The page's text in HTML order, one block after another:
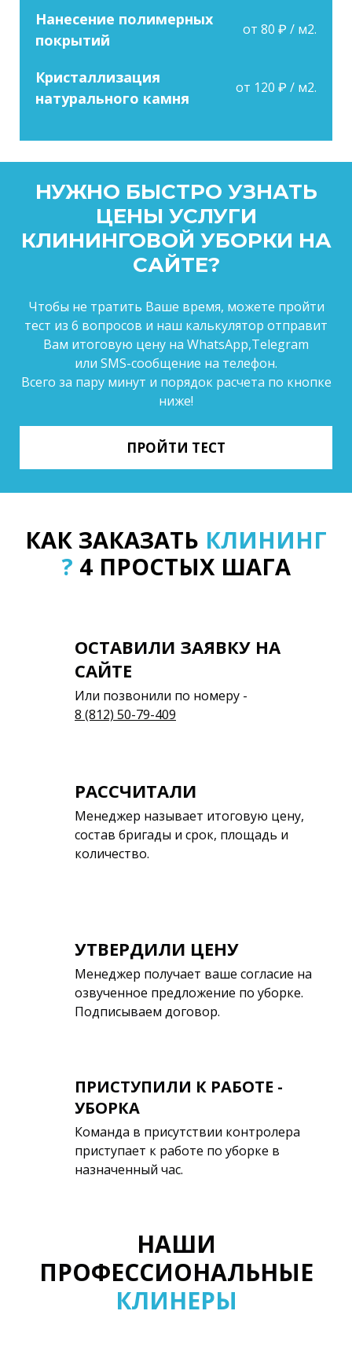
Нанесение полимерных
покрытий
от 80 ₽ / м2.
Кристаллизация
натурального камня
от 120 ₽ / м2.
НУЖНО БЫСТРО УЗНАТЬ
ЦЕНЫ УСЛУГИ
КЛИНИНГОВОЙ УБОРКИ НА
САЙТЕ?
Чтобы не тратить Ваше время, можете пройти
тест из 6 вопросов и наш калькулятор отправит
Вам итоговую цену на WhatsApp,Telegram
или SMS-сообщение на телефон.
Всего за пару минут и порядок расчета по кнопке
ниже!
ПРОЙТИ ТЕСТ
КАК ЗАКАЗАТЬ КЛИНИНГ
? 4 ПРОСТЫХ ШАГА
ОСТАВИЛИ ЗАЯВКУ НА
САЙТЕ
Или позвонили по номеру -
8 (812) 50-79-409
РАССЧИТАЛИ
Менеджер называет итоговую цену,
состав бригады и срок, площадь и
количество.
УТВЕРДИЛИ ЦЕНУ
Менеджер получает ваше согласие на
озвученное предложение по уборке.
Подписываем договор.
ПРИСТУПИЛИ К РАБОТЕ -
УБОРКА
Команда в присутствии контролера
приступает к работе по уборке в
назначенный час.
НАШИ
ПРОФЕССИОНАЛЬНЫЕ
КЛИНЕРЫ